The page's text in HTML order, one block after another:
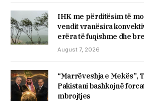
IHK me përditësim të
vendit vranësira
erëra të fuqishme dhe
August 7, 2026
“Marrëveshja e Mekës”,
Pakistani bashkojnë
mbrojtjes